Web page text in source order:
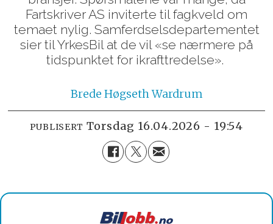
Fartskriver AS inviterte til fagkveld om
temaet nylig. Samferdselsdepartementet
sier til YrkesBil at de vil «se nærmere på
tidspunktet for ikrafttredelse».
Brede Høgseth Wardrum
PUBLISERT torsdag 16.04.2026 - 19:54